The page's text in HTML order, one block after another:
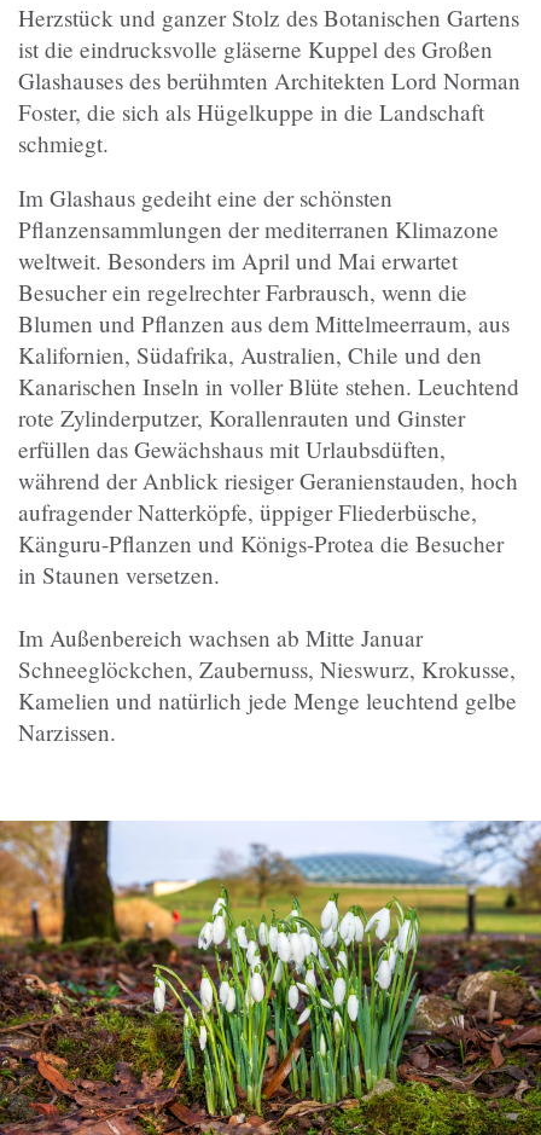
Herzstück und ganzer Stolz des Botanischen Gartens
ist die eindrucksvolle gläserne Kuppel des Großen
Glashauses des berühmten Architekten Lord Norman
Foster, die sich als Hügelkuppe in die Landschaft
schmiegt.
Im Glashaus gedeiht eine der schönsten
Pflanzensammlungen der mediterranen Klimazone
weltweit. Besonders im April und Mai erwartet
Besucher ein regelrechter Farbrausch, wenn die
Blumen und Pflanzen aus dem Mittelmeerraum, aus
Kalifornien, Südafrika, Australien, Chile und den
Kanarischen Inseln in voller Blüte stehen. Leuchtend
rote Zylinderputzer, Korallenrauten und Ginster
erfüllen das Gewächshaus mit Urlaubsdüften,
während der Anblick riesiger Geranienstauden, hoch
aufragender Natterköpfe, üppiger Fliederbüsche,
Känguru-Pflanzen und Königs-Protea die Besucher
in Staunen versetzen.
Im Außenbereich wachsen ab Mitte Januar
Schneeglöckchen, Zaubernuss, Nieswurz, Krokusse,
Kamelien und natürlich jede Menge leuchtend gelbe
Narzissen.